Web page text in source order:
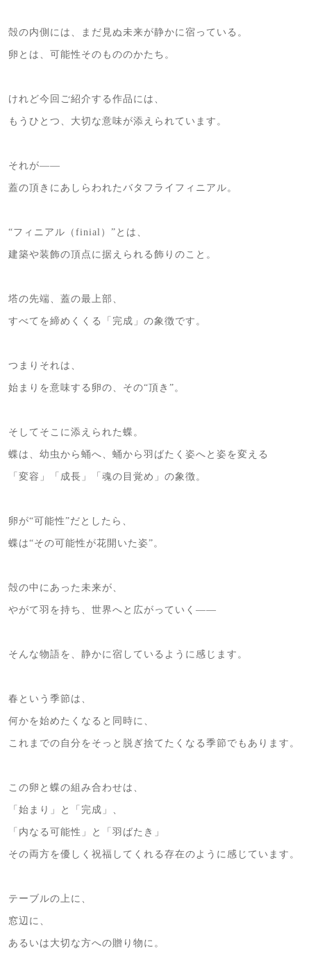
殻の内側には、まだ見ぬ未来が静かに宿っている。
卵とは、可能性そのもののかたち。
けれど今回ご紹介する作品には、
もうひとつ、大切な意味が添えられています。
それが――
蓋の頂きにあしらわれたバタフライフィニアル。
“フィニアル（finial）”とは、
建築や装飾の頂点に据えられる飾りのこと。
塔の先端、蓋の最上部、
すべてを締めくくる「完成」の象徴です。
つまりそれは、
始まりを意味する卵の、その“頂き”。
そしてそこに添えられた蝶。
蝶は、幼虫から蛹へ、蛹から羽ばたく姿へと姿を変える
「変容」「成長」「魂の目覚め」の象徴。
卵が“可能性”だとしたら、
蝶は“その可能性が花開いた姿”。
殻の中にあった未来が、
やがて羽を持ち、世界へと広がっていく――
そんな物語を、静かに宿しているように感じます。
春という季節は、
何かを始めたくなると同時に、
これまでの自分をそっと脱ぎ捨てたくなる季節でもあります。
この卵と蝶の組み合わせは、
「始まり」と「完成」、
「内なる可能性」と「羽ばたき」
その両方を優しく祝福してくれる存在のように感じています。
テーブルの上に、
窓辺に、
あるいは大切な方への贈り物に。